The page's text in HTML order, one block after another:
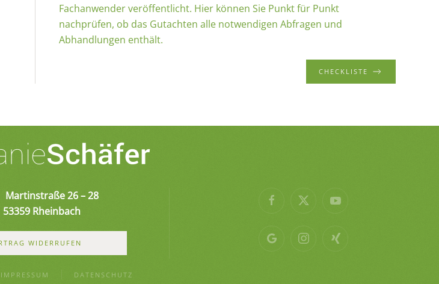
Fachanwender veröffentlicht. Hier können Sie Punkt für Punkt
nachprüfen, ob das Gutachten alle notwendigen Abfragen und
Abhandlungen enthält.
CHECKLISTE
Martinstraße 26 – 28
WIDERRUFEN
IMPRESSUM DATENSCHUTZ